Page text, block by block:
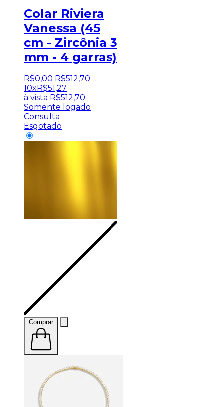
Colar Riviera
Vanessa (45
cm - Zircônia 3
mm - 4 garras)
R$0,00 R$512,70
10x R$51,27
à vista R$512,70
Somente logado
Consulta
Esgotado
Comprar